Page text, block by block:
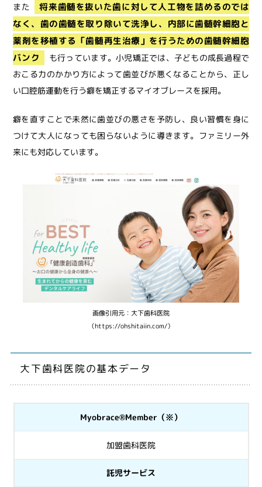
また
将来歯髄を抜いた歯に対して人工物を詰めるのでは
なく、歯の歯髄を取り除いて洗浄し、内部に歯髄幹細胞と
薬剤を移植する「歯髄再生治療」を行うための歯髄幹細胞
バンク
も行っています。小児矯正では、子どもの成長過程で
おこる力のかかり方によって歯並びが悪くなることから、正し
い口腔筋運動を行う癖を矯正するマイオブレースを採用。
癖を直すことで未然に歯並びの悪さを予防し、良い習慣を身に
つけて大人になっても困らないように導きます。ファミリー外
来にも対応しています。
画像引用元：大下歯科医院
（https://ohshitaiin.com/）
大下歯科医院の基本データ
Myobrace®Member（※）
加盟歯科医院
託児サービス